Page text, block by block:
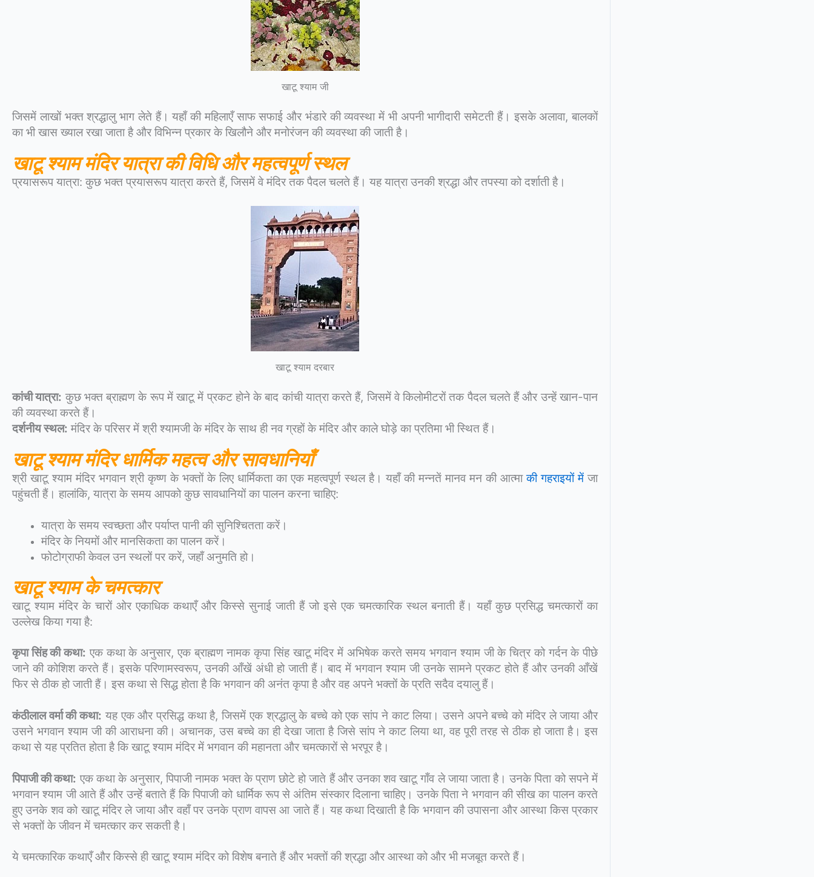
खाटू श्याम जी
जिसमें लाखों भक्त श्रद्धालु भाग लेते हैं। यहाँ की महिलाएँ साफ सफाई और भंडारे की व्यवस्था में भी अपनी भागीदारी समेटती हैं। इसके अलावा, बालकों
का भी खास ख्याल रखा जाता है और विभिन्न प्रकार के खिलौने और मनोरंजन की व्यवस्था की जाती है।
खाटू श्याम मंदिरयात्रा की विधि और महत्वपूर्ण स्थल
प्रयासरूप यात्रा: कुछ भक्त प्रयासरूप यात्रा करते हैं, जिसमें वे मंदिर तक पैदल चलते हैं। यह यात्रा उनकी श्रद्धा और तपस्या को दर्शाती है।
खाटू श्याम दरबार
कांची यात्रा: कुछ भक्त ब्राह्मण के रूप में खाटू में प्रकट होने के बाद कांची यात्रा करते हैं, जिसमें वे किलोमीटरों तक पैदल चलते हैं और उन्हें खान-पान
की व्यवस्था करते हैं।
दर्शनीय स्थल: मंदिर के परिसर में श्री श्यामजी के मंदिर के साथ ही नव ग्रहों के मंदिर और काले घोड़े का प्रतिमा भी स्थित हैं।
खाटू श्याम मंदिरधार्मिक महत्व और सावधानियाँ
श्री खाटू श्याम मंदिर भगवान श्री कृष्ण के भक्तों के लिए धार्मिकता का एक महत्वपूर्ण स्थल है। यहाँ की मन्नतें मानव मन की आत्माकी गहराइयों में जा
पहुंचती हैं। हालांकि, यात्रा के समय आपको कुछ सावधानियों का पालन करना चाहिए:
यात्रा के समय स्वच्छता और पर्याप्त पानी की सुनिश्चितता करें।
मंदिर के नियमों और मानसिकता का पालन करें।
फोटोग्राफी केवल उन स्थलों पर करें, जहाँ अनुमति हो।
खाटू श्याम के चमत्कार
खाटू श्याम मंदिर के चारों ओर एकाधिक कथाएँ और किस्से सुनाई जाती हैं जो इसे एक चमत्कारिक स्थल बनाती हैं। यहाँ कुछ प्रसिद्ध चमत्कारों का
उल्लेख किया गया है:
कृपा सिंह की कथा: एक कथा के अनुसार, एक ब्राह्मण नामक कृपा सिंह खाटू मंदिर में अभिषेक करते समय भगवान श्याम जी के चित्र को गर्दन के पीछे
जाने की कोशिश करते हैं। इसके परिणामस्वरूप, उनकी आँखें अंधी हो जाती हैं। बाद में भगवान श्याम जी उनके सामने प्रकट होते हैं और उनकी आँखें
फिर से ठीक हो जाती हैं। इस कथा से सिद्ध होता है कि भगवान की अनंत कृपा है और वह अपने भक्तों के प्रति सदैव दयालु हैं।
कंठीलाल वर्मा की कथा: यह एक और प्रसिद्ध कथा है, जिसमें एक श्रद्धालु के बच्चे को एक सांप ने काट लिया। उसने अपने बच्चे को मंदिर ले जाया और
उसने भगवान श्याम जी की आराधना की। अचानक, उस बच्चे का ही देखा जाता है जिसे सांप ने काट लिया था, वह पूरी तरह से ठीक हो जाता है। इस
कथा से यह प्रतित होता है कि खाटू श्याम मंदिर में भगवान की महानता और चमत्कारों से भरपूर है।
पिपाजी की कथा: एक कथा के अनुसार, पिपाजी नामक भक्त के प्राण छोटे हो जाते हैं और उनका शव खाटू गाँव ले जाया जाता है। उनके पिता को सपने में
भगवान श्याम जी आते हैं और उन्हें बताते हैं कि पिपाजी को धार्मिक रूप से अंतिम संस्कार दिलाना चाहिए। उनके पिता ने भगवान की सीख का पालन करते
हुए उनके शव को खाटू मंदिर ले जाया और वहाँ पर उनके प्राण वापस आ जाते हैं। यह कथा दिखाती है कि भगवान की उपासना और आस्था किस प्रकार
से भक्तों के जीवन में चमत्कार कर सकती है।
ये चमत्कारिक कथाएँ और किस्से ही खाटू श्याम मंदिर को विशेष बनाते हैं और भक्तों की श्रद्धा और आस्था को और भी मजबूत करते हैं।